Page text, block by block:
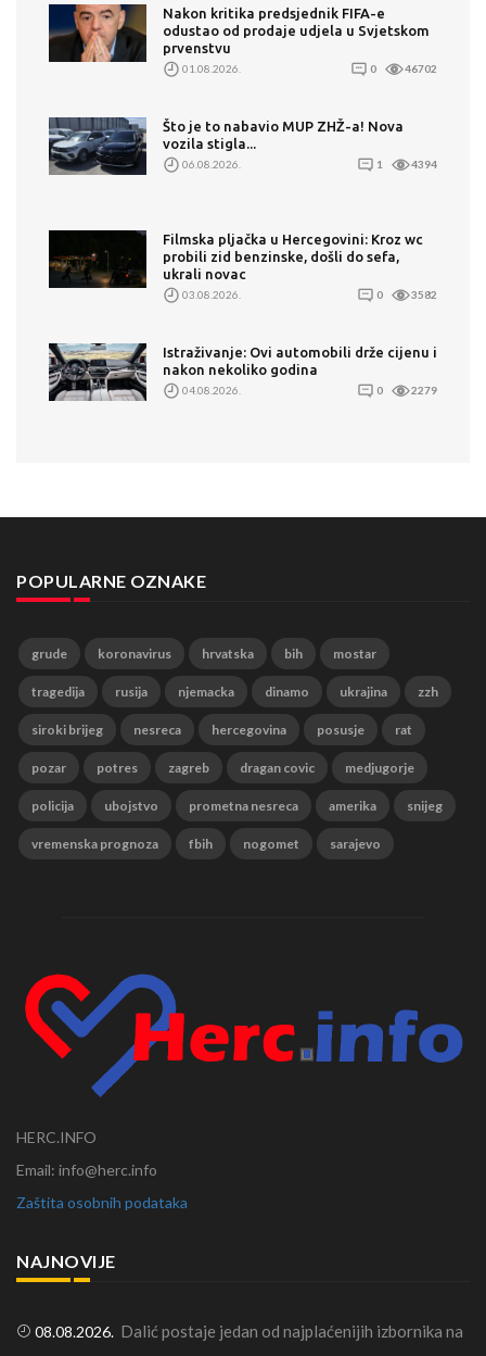
Nakon kritika predsjednik FIFA-e
odustao od prodaje udjela u Svjetskom
prvenstvu
01.08.2026. 0 46702
Što je to nabavio MUP ZHŽ-a! Nova
vozila stigla...
06.08.2026. 1 4394
Filmska pljačka u Hercegovini: Kroz wc
probili zid benzinske, došli do sefa,
ukrali novac
03.08.2026. 0 3582
Istraživanje: Ovi automobili drže cijenu i
nakon nekoliko godina
04.08.2026. 0 2279
POPULARNE OZNAKE
grude koronavirus hrvatska bih mostar
tragedija rusija njemacka dinamo ukrajina zzh
siroki brijeg nesreca hercegovina posusje rat
pozar potres zagreb dragan covic medjugorje
policija ubojstvo prometna nesreca amerika snijeg
vremenska prognoza fbih nogomet sarajevo
HERC.INFO
Email: info@herc.info
Zaštita osobnih podataka
NAJNOVIJE
08.08.2026. Dalić postaje jedan od najplaćenijih izbornika na